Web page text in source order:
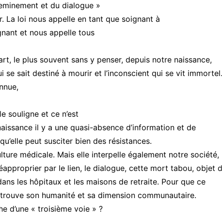
et du dialogue »
La loi nous appelle en tant que soignant à
et nous appelle tous
le plus souvent sans y penser, depuis notre naissance,
se sait destiné à mourir et l’inconscient qui se vit
souligne et ce n’est
il y a une quasi-absence d’information et de
peut susciter bien des résistances.
médicale. Mais elle interpelle également notre société,
par le lien, le dialogue, cette mort tabou, objet
les hôpitaux et les maisons de retraite. Pour que ce
son humanité et sa dimension communautaire.
d’une « troisième voie » ?